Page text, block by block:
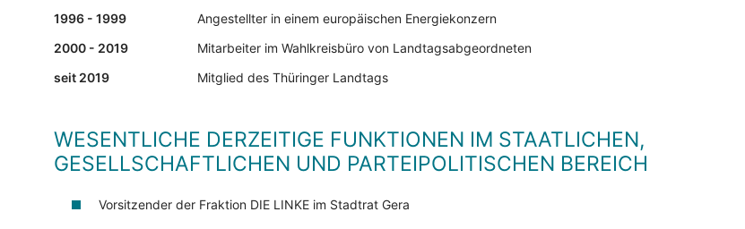
1996 - 1999
Angestellter in einem europäischen Energiekonzern
2000 - 2019
Mitarbeiter im Wahlkreisbüro von Landtagsabgeordneten
seit 2019
Mitglied des Thüringer Landtags
WESENTLICHE DERZEITIGE FUNKTIONEN IM STAATLICHEN,
GESELLSCHAFTLICHEN UND PARTEIPOLITISCHEN BEREICH
Vorsitzender der Fraktion DIE LINKE im Stadtrat Gera